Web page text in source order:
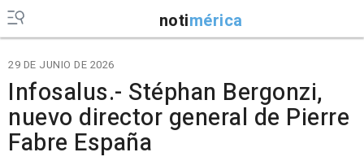
notimérica
29 DE JUNIO DE 2026
Infosalus.- Stéphan Bergonzi,
nuevo director general de Pierre
Fabre España